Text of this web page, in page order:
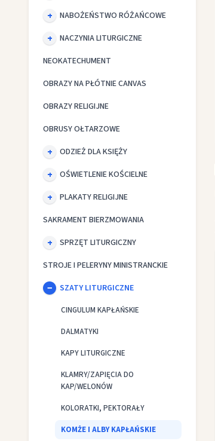
NABOŻEŃSTWO RÓŻAŃCOWE
NACZYNIA LITURGICZNE
NEOKATECHUMENT
OBRAZY NA PŁÓTNIE CANVAS
OBRAZY RELIGIJNE
OBRUSY OŁTARZOWE
ODZIEŻ DLA KSIĘŻY
OŚWIETLENIE KOŚCIELNE
PLAKATY RELIGIJNE
SAKRAMENT BIERZMOWANIA
SPRZĘT LITURGICZNY
STROJE I PELERYNY MINISTRANCKIE
SZATY LITURGICZNE
CINGULUM KAPŁAŃSKIE
DALMATYKI
KAPY LITURGICZNE
KLAMRY/ZAPIĘCIA DO
KAP/WELONÓW
KOLORATKI, PEKTORAŁY
KOMŻE I ALBY KAPŁAŃSKIE